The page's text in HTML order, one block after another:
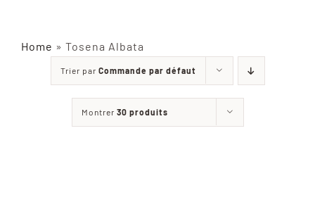
MATÉRIELS
Home » Tosena Albata
Trier par Commande par défaut
Montrer 30 produits